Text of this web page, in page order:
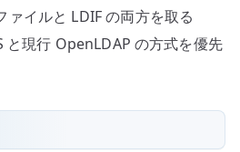
ァイルと LDIF の両方を取る
と現行 OpenLDAP の方式を優先